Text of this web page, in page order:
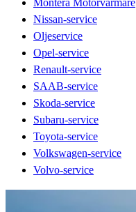
Montera Motorvärmare
Nissan-service
Oljeservice
Opel-service
Renault-service
SAAB-service
Skoda-service
Subaru-service
Toyota-service
Volkswagen-service
Volvo-service